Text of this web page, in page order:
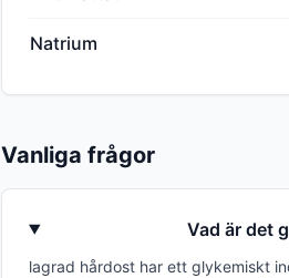
Natrium
Vanliga frågor
Vad är det
lagrad hårdost har ett glykemiskt